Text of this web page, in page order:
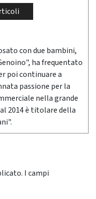
con due bambini,
ha frequentato
poi continuare a
passione per la
nella grande
2014 è titolare della
I campi